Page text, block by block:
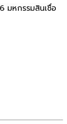
มหกรรมสินเชื่อ